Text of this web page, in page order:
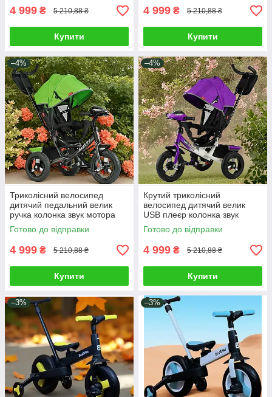
4 999 ₴ 5 210,88 ₴
Купити
4 999 ₴ 5 210,88 ₴
Купити
–4%
Триколісний велосипед
дитячий педальний велик
ручка колонка звук мотора
клаксон перемикач педалей
пульт
Готово до відправки
4 999 ₴ 5 210,88 ₴
Купити
–4%
Крутий триколісний
велосипед дитячий велик
USB плеєр колонка звук
мотора клаксон перемикач
педалей пульт
Готово до відправки
4 999 ₴ 5 210,88 ₴
Купити
–3% –3%